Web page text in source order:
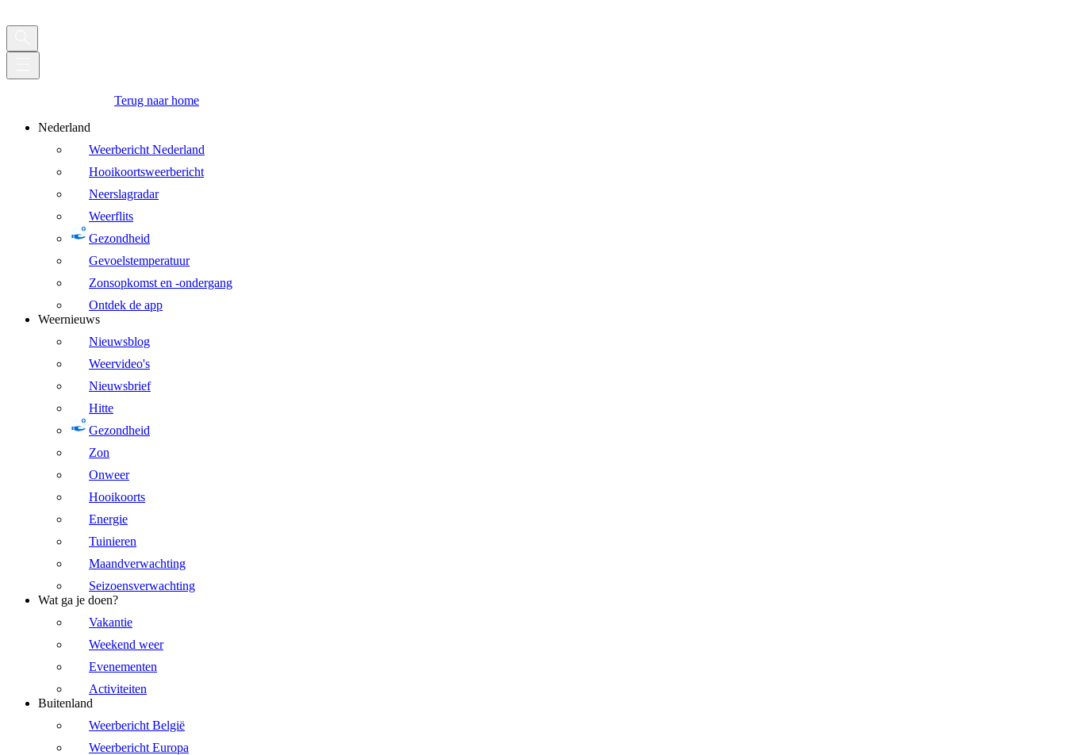
Terug naar home
Nederland
Weerbericht Nederland
Hooikoortsweerbericht
Neerslagradar
Weerflits
Gezondheid
Gevoelstemperatuur
Zonsopkomst en -ondergang
Ontdek de app
Weernieuws
Nieuwsblog
Weervideo's
Nieuwsbrief
Hitte
Gezondheid
Zon
Onweer
Hooikoorts
Energie
Tuinieren
Maandverwachting
Seizoensverwachting
Wat ga je doen?
Vakantie
Weekend weer
Evenementen
Activiteiten
Buitenland
Weerbericht België
Weerbericht Europa